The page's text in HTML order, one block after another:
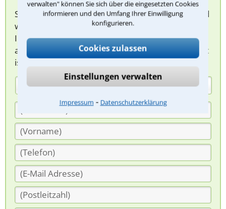
verwalten" können Sie sich über die eingesetzten Cookies
informieren und den Umfang Ihrer Einwilligung
konfigurieren.
Cookies zulassen
Einstellungen verwalten
Impressum ⁃ Datenschutzerklärung
Sie können hier Ihren Fall schildern. Anschließend
werden sich spezialisierte Rechtsanwälte bei
Ihnen melden, um das weitere Vorgehen
abzuklären. Die Rückmeldung durch einen Anwalt
ist für Sie kostenlos.
(Anrede)